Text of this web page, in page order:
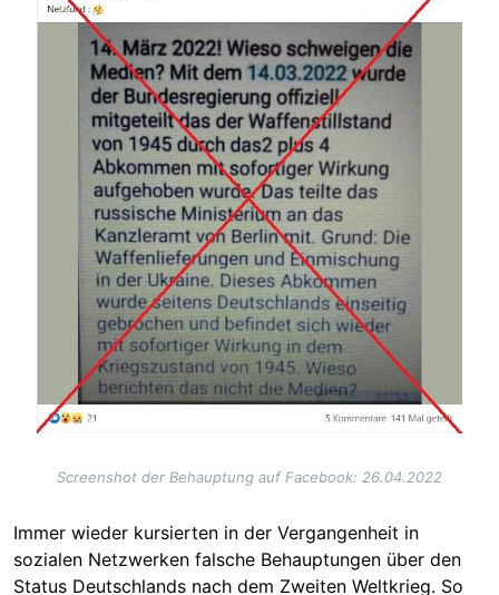
Screenshot der Behauptung auf Facebook: 26.04.2022
Immer wieder kursierten in der Vergangenheit in
sozialen Netzwerken falsche Behauptungen über den
Status Deutschlands nach dem Zweiten Weltkrieg. So